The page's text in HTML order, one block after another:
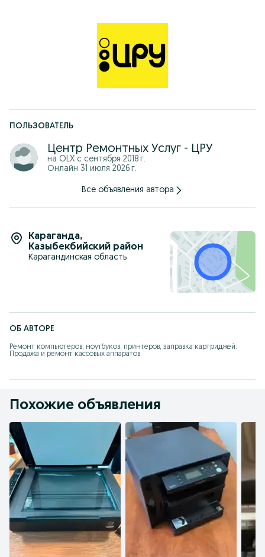
ПОЛЬЗОВАТЕЛЬ
Центр Ремонтных Услуг - ЦРУ
на OLX с сентября 2018 г.
Онлайн 31 июля 2026 г.
Все объявления автора
Караганда,
Казыбекбийский район
Карагандинская область
ОБ АВТОРЕ
Ремонт компьютеров, ноутбуков, принтеров, заправка картриджей.
Продажа и ремонт кассовых аппаратов
Похожие объявления